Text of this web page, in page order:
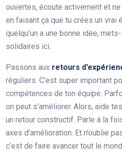
ouvertes, écoute activement et ne
en faisant ça que tu crées un vrai
quelqu’un a une bonne idée,
solidaires ici.
Passons aux retours
réguliers. C’est super important
compétences de ton équipe.
on peut s’améliorer. Alors, aide
un retour constructif. Parle à la
axes d’amélioration. Et n’oublie
c’est de faire avancer tout le